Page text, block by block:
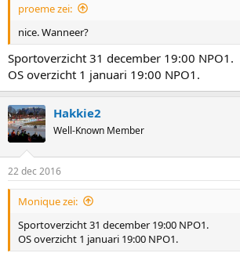
proeme zei:
nice. Wanneer?
Sportoverzicht 31 december 19:00 NPO1.
OS overzicht 1 januari 19:00 NPO1.
Hakkie2
Well-Known Member
22 dec 2016
Monique zei:
Sportoverzicht 31 december 19:00 NPO1.
OS overzicht 1 januari 19:00 NPO1.